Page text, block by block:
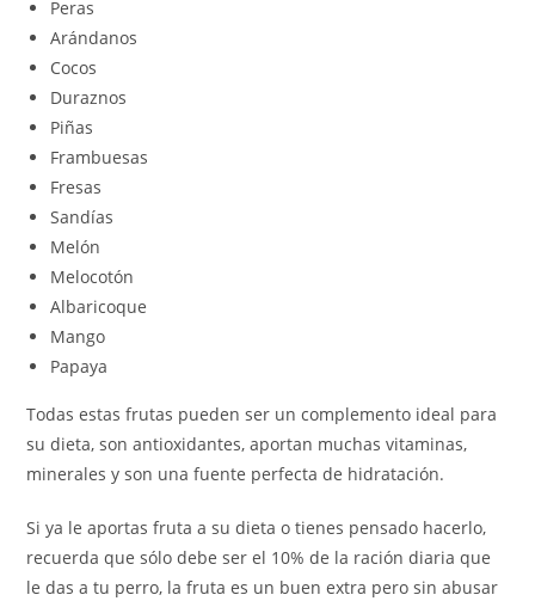
Peras
Arándanos
Cocos
Duraznos
Piñas
Frambuesas
Fresas
Sandías
Melón
Melocotón
Albaricoque
Mango
Papaya
Todas estas frutas pueden ser un complemento ideal para
su dieta, son antioxidantes, aportan muchas vitaminas,
minerales y son una fuente perfecta de hidratación.
Si ya le aportas fruta a su dieta o tienes pensado hacerlo,
recuerda que sólo debe ser el 10% de la ración diaria que
le das a tu perro, la fruta es un buen extra pero sin abusar